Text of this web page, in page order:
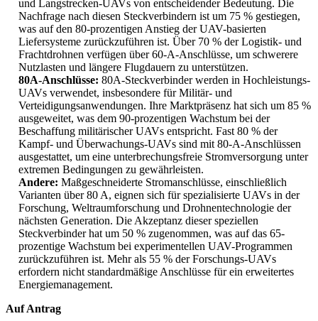
und Langstrecken-UAVs von entscheidender Bedeutung. Die
Nachfrage nach diesen Steckverbindern ist um 75 % gestiegen,
was auf den 80-prozentigen Anstieg der UAV-basierten
Liefersysteme zurückzuführen ist. Über 70 % der Logistik- und
Frachtdrohnen verfügen über 60-A-Anschlüsse, um schwerere
Nutzlasten und längere Flugdauern zu unterstützen.
80A-Anschlüsse: 80A-Steckverbinder werden in Hochleistungs-
UAVs verwendet, insbesondere für Militär- und
Verteidigungsanwendungen. Ihre Marktpräsenz hat sich um 85 %
ausgeweitet, was dem 90-prozentigen Wachstum bei der
Beschaffung militärischer UAVs entspricht. Fast 80 % der
Kampf- und Überwachungs-UAVs sind mit 80-A-Anschlüssen
ausgestattet, um eine unterbrechungsfreie Stromversorgung unter
extremen Bedingungen zu gewährleisten.
Andere: Maßgeschneiderte Stromanschlüsse, einschließlich
Varianten über 80 A, eignen sich für spezialisierte UAVs in der
Forschung, Weltraumforschung und Drohnentechnologie der
nächsten Generation. Die Akzeptanz dieser speziellen
Steckverbinder hat um 50 % zugenommen, was auf das 65-
prozentige Wachstum bei experimentellen UAV-Programmen
zurückzuführen ist. Mehr als 55 % der Forschungs-UAVs
erfordern nicht standardmäßige Anschlüsse für ein erweitertes
Energiemanagement.
Auf Antrag